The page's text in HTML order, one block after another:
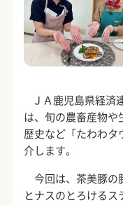
ＪＡ鹿児島県経済
は、旬の農畜産物や
歴史など「たわわタ
介します。
今回は、茶美豚の
とナスのとろける